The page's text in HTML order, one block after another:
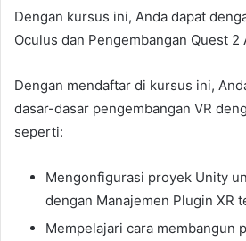
Dengan kursus ini, Anda dapat
Oculus dan Pengembangan Quest 2
Dengan mendaftar di kursus ini,
dasar-dasar pengembangan VR
seperti:
Mengonfigurasi proyek Unity
dengan Manajemen Plugin XR
Mempelajari cara membangun